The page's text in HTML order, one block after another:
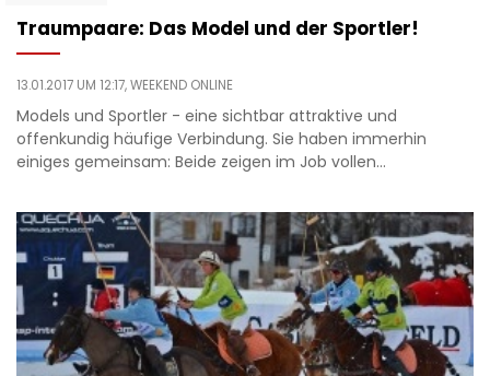
Traumpaare: Das Model und der Sportler!
13.01.2017 UM 12:17,WEEKEND ONLINE
Models und Sportler - eine sichtbar attraktive und
offenkundig häufige Verbindung. Sie haben immerhin
einiges gemeinsam: Beide zeigen im Job vollen…